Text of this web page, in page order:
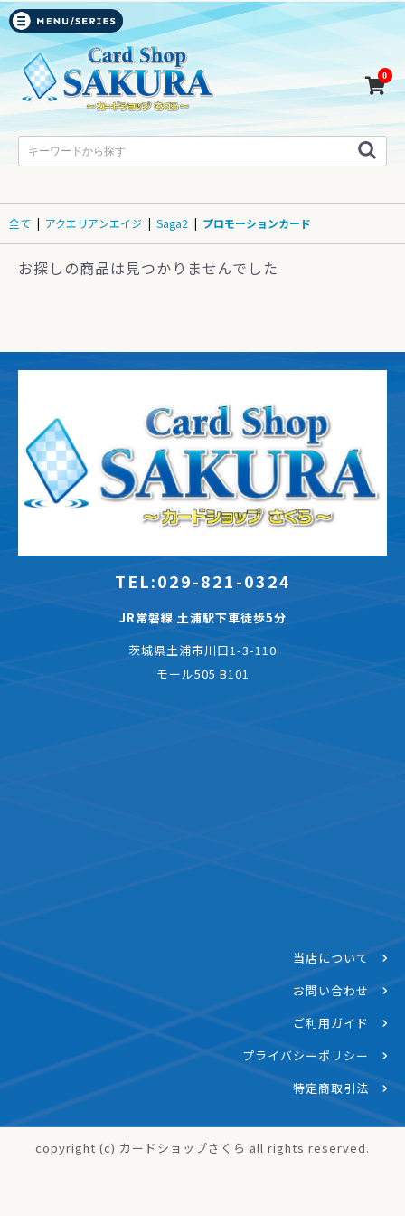
0
全て | アクエリアンエイジ | Saga2 | プロモーションカード
お探しの商品は見つかりませんでした
TEL:029-821-0324
JR常磐線 土浦駅下車徒歩5分
茨城県土浦市川口1-3-110
モール505 B101
当店について
お問い合わせ
ご利用ガイド
プライバシーポリシー
特定商取引法
copyright (c) カードショップさくら all rights reserved.